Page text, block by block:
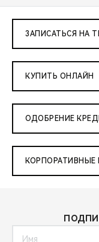
ЗАПИСАТЬСЯ НА
КУПИТЬ ОНЛАЙН
ОДОБРЕНИЕ